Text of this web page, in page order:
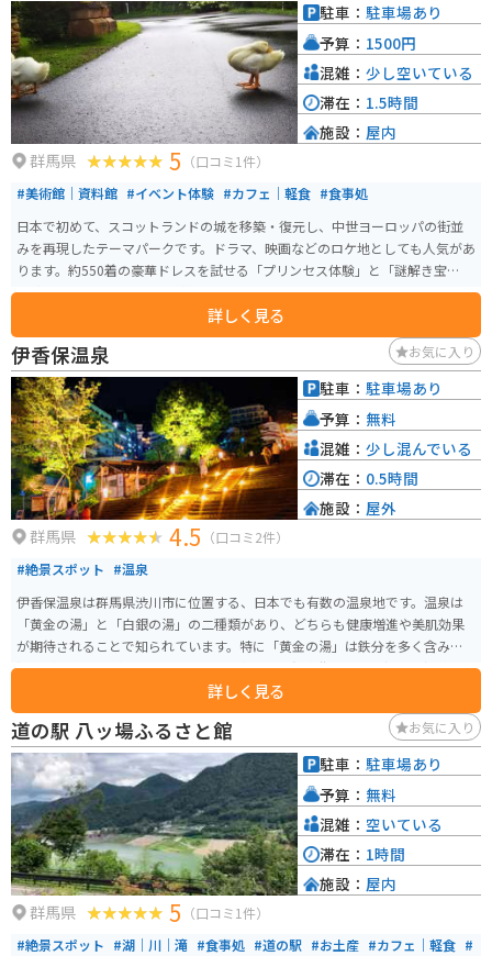
群馬県 5 （口コミ1件）
#美術館｜資料館 #イベント体験 #カフェ｜軽食 #食事処
日本で初めて、スコットランドの城を移築・復元し、中世ヨーロッパの街並
みを再現したテーマパークです。ドラマ、映画などのロケ地としても人気があ
ります。約550着の豪華ドレスを試せる「プリンセス体験」と「謎解き宝探し
体験」といったイベント体験もできます。
詳しく見る
駐車： 駐車場あり
予算： 1500円
混雑： 少し空いている
滞在： 1.5時間
施設： 屋内
伊香保温泉 お気に入り
群馬県 4.5 （口コミ2件）
#絶景スポット #温泉
伊香保温泉は群馬県渋川市に位置する、日本でも有数の温泉地です。温泉は
「黄金の湯」と「白銀の湯」の二種類があり、どちらも健康増進や美肌効果
が期待されることで知られています。特に「黄金の湯」は鉄分を多く含み、
湯上がり後に肌がつるつるになると評判です。温泉街には365段の石段があ
り、その石段沿いには多くの土産物店や飲食店が並び、散策を楽しむことが
できます。 また、近隣には河鹿橋や伊香保ロープウェイなどの観光スポット
もあり、自然の美しさと共に温泉を楽しむことができます。バイクでのアク
セスも良く、ドライブの途中で訪れるのに最適な観光地です。伊香保温泉名
物のまんじゅうがとても美味しいのでオススメです。
詳しく見る
駐車： 駐車場あり
予算： 無料
混雑： 少し混んでいる
滞在： 0.5時間
施設： 屋外
道の駅 八ッ場ふるさと館 お気に入り
群馬県 5 （口コミ1件）
#絶景スポット #湖｜川｜滝 #食事処 #道の駅 #お土産 #カフェ｜軽食 #
駐車： 駐車場あり
予算： 無料
混雑： 空いている
滞在： 1時間
施設： 屋内